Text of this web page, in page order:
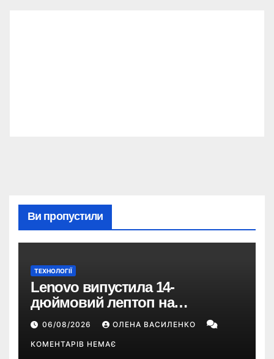
Ви пропустили
ТЕХНОЛОГІЇ
Lenovo випустила 14-
дюймовий лептоп на
Snapdragon X2 з автономністю
понад 33 години
06/08/2026 ОЛЕНА ВАСИЛЕНКО
КОМЕНТАРІВ НЕМАЄ